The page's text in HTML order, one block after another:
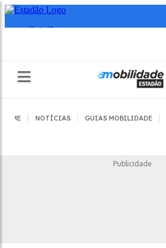
HOME NOTÍCIAS GUIAS MOBILIDADE
Publicidade